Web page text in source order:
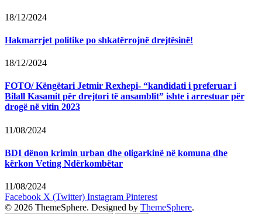
18/12/2024
Hakmarrjet politike po shkatërrojnë drejtësinë!
18/12/2024
FOTO/ Këngëtari Jetmir Rexhepi- “kandidati i preferuar i
Bilall Kasamit për drejtori të ansamblit” ishte i arrestuar për
drogë në vitin 2023
11/08/2024
BDI dënon krimin urban dhe oligarkinë në komuna dhe
kërkon Veting Ndërkombëtar
11/08/2024
Facebook X (Twitter) Instagram Pinterest
© 2026 ThemeSphere. Designed by ThemeSphere.